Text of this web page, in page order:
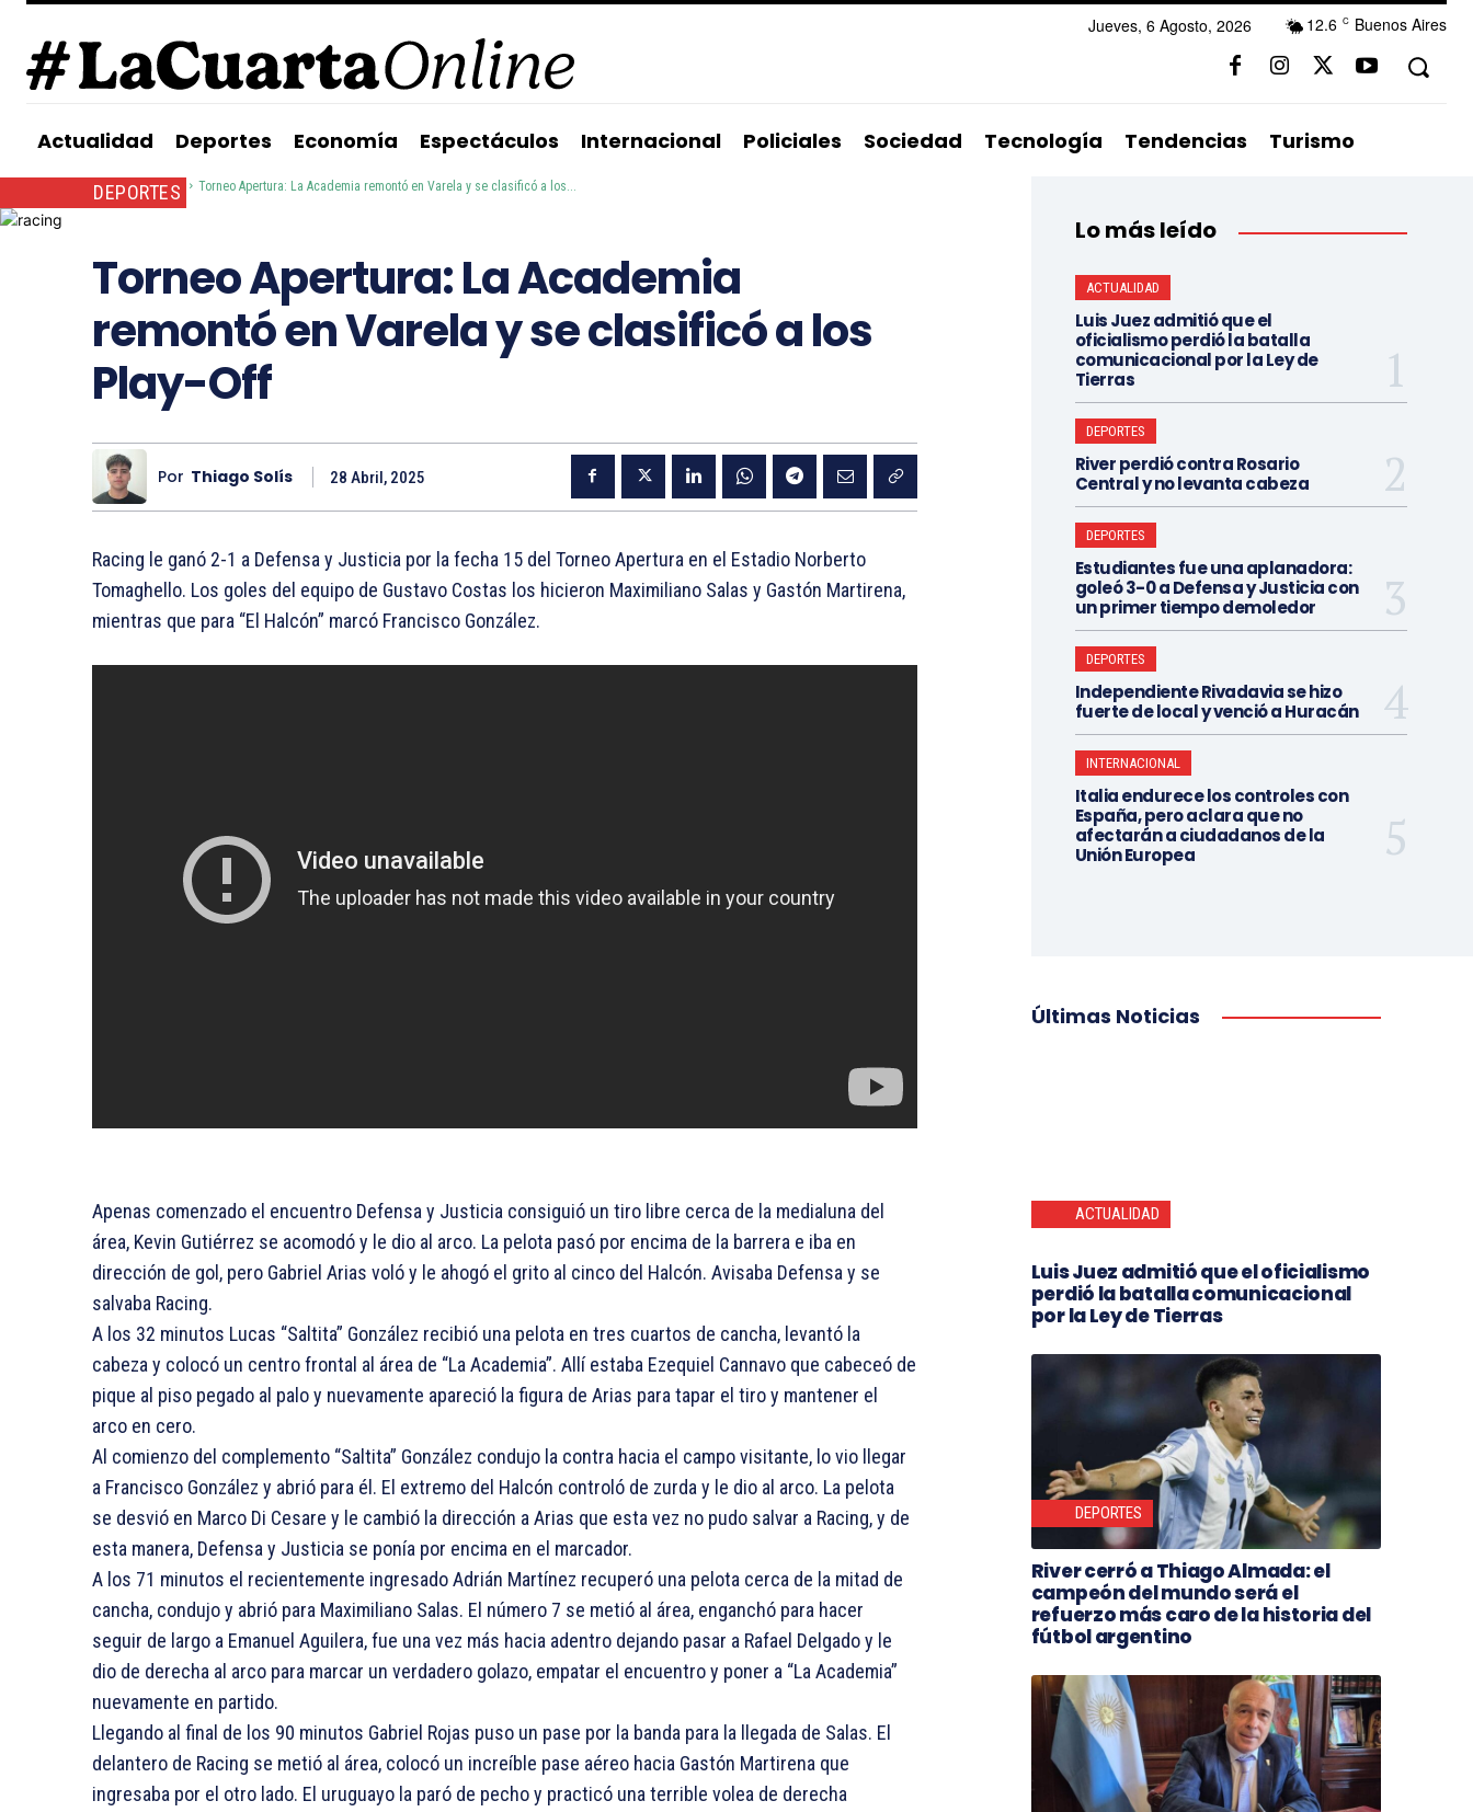
12.6 C Buenos Aires
Jueves, 6 Agosto, 2026
Actualidad Deportes Economía Espectáculos Internacional Policiales Sociedad Tecnología Tendencias Turismo
Inicio Deportes Torneo Apertura: La Academia remontó en Varela y se clasificó a los...
DEPORTES
Torneo Apertura: La Academia
remontó en Varela y se clasificó a los
Play-Off
Por Thiago Solís 28 Abril, 2025
Racing le ganó 2-1 a Defensa y Justicia por la fecha 15 del Torneo Apertura en el Estadio Norberto
Tomaghello. Los goles del equipo de Gustavo Costas los hicieron Maximiliano Salas y Gastón Martirena,
mientras que para “El Halcón” marcó Francisco González.
Apenas comenzado el encuentro Defensa y Justicia consiguió un tiro libre cerca de la medialuna del
área, Kevin Gutiérrez se acomodó y le dio al arco. La pelota pasó por encima de la barrera e iba en
dirección de gol, pero Gabriel Arias voló y le ahogó el grito al cinco del Halcón. Avisaba Defensa y se
salvaba Racing.
A los 32 minutos Lucas “Saltita” González recibió una pelota en tres cuartos de cancha, levantó la
cabeza y colocó un centro frontal al área de “La Academia”. Allí estaba Ezequiel Cannavo que cabeceó de
pique al piso pegado al palo y nuevamente apareció la figura de Arias para tapar el tiro y mantener el
arco en cero.
Al comienzo del complemento “Saltita” González condujo la contra hacia el campo visitante, lo vio llegar
a Francisco González y abrió para él. El extremo del Halcón controló de zurda y le dio al arco. La pelota
se desvió en Marco Di Cesare y le cambió la dirección a Arias que esta vez no pudo salvar a Racing, y de
esta manera, Defensa y Justicia se ponía por encima en el marcador.
A los 71 minutos el recientemente ingresado Adrián Martínez recuperó una pelota cerca de la mitad de
cancha, condujo y abrió para Maximiliano Salas. El número 7 se metió al área, enganchó para hacer
seguir de largo a Emanuel Aguilera, fue una vez más hacia adentro dejando pasar a Rafael Delgado y le
dio de derecha al arco para marcar un verdadero golazo, empatar el encuentro y poner a “La Academia”
nuevamente en partido.
Llegando al final de los 90 minutos Gabriel Rojas puso un pase por la banda para la llegada de Salas. El
delantero de Racing se metió al área, colocó un increíble pase aéreo hacia Gastón Martirena que
ingresaba por el otro lado. El uruguayo la paró de pecho y practicó una terrible volea de derecha
Lo más leído
ACTUALIDAD
Luis Juez admitió que el
oficialismo perdió la batalla
comunicacional por la Ley de
Tierras
DEPORTES
River perdió contra Rosario
Central y no levanta cabeza
DEPORTES
Estudiantes fue una aplanadora:
goleó 3-0 a Defensa y Justicia con
un primer tiempo demoledor
DEPORTES
Independiente Rivadavia se hizo
fuerte de local y venció a Huracán
INTERNACIONAL
Italia endurece los controles con
España, pero aclara que no
afectarán a ciudadanos de la
Unión Europea
Últimas Noticias
ACTUALIDAD
Luis Juez admitió que el oficialismo
perdió la batalla comunicacional
por la Ley de Tierras
DEPORTES
River cerró a Thiago Almada: el
campeón del mundo será el
refuerzo más caro de la historia del
fútbol argentino